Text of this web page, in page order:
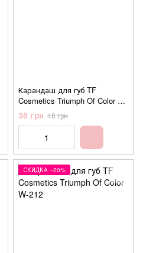
Карандаш для губ TF
Cosmetics Triumph Of Color W-
212 №209 Toffee (ириска)
38 грн 48 грн
СКИДКА −20%